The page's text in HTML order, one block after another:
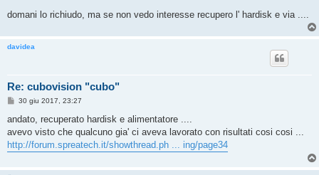
domani lo richiudo, ma se non vedo interesse recupero l' hardisk e via ....
davidea
Re: cubovision "cubo"
M
s
a
g
g
30 giu 2017, 23:27
andato, recuperato hardisk e alimentatore ....
avevo visto che qualcuno gia' ci aveva lavorato con risultati cosi cosi ...
http://forum.spreatech.it/showthread.ph ... ing/page34